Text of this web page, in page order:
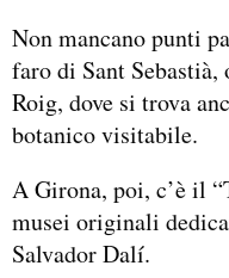
Non mancano punti
faro di Sant
Roig, dove si trova
botanico visitabile.
A Girona, poi, c’è il
musei originali
Salvador Dalí.